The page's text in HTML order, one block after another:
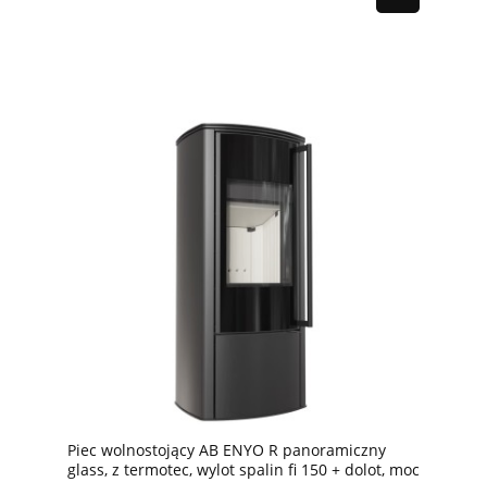
Piec wolnostojący AB ENYO R panoramiczny
glass, z termotec, wylot spalin fi 150 + dolot, moc